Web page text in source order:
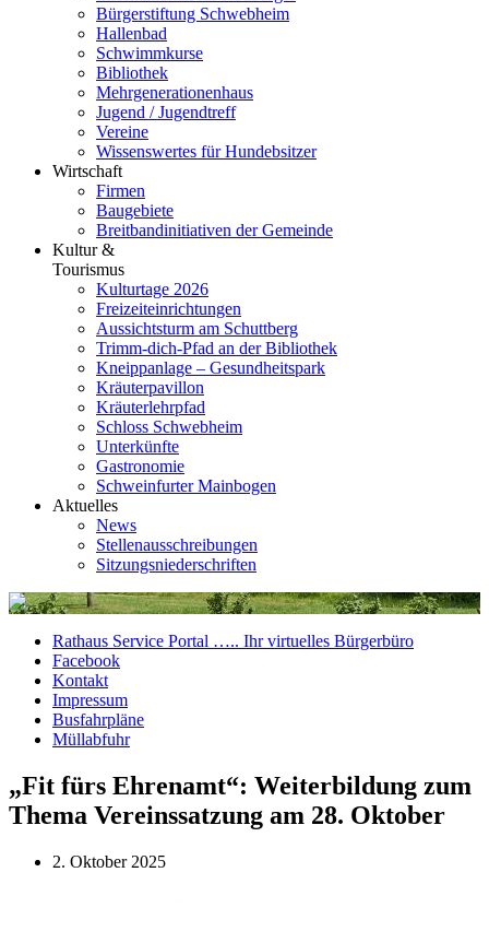
Bürgerstiftung Schwebheim
Hallenbad
Schwimmkurse
Bibliothek
Mehrgenerationenhaus
Jugend / Jugendtreff
Vereine
Wissenswertes für Hundebsitzer
Wirtschaft
Firmen
Baugebiete
Breitbandinitiativen der Gemeinde
Kultur &
Tourismus
Kulturtage 2026
Freizeiteinrichtungen
Aussichtsturm am Schuttberg
Trimm-dich-Pfad an der Bibliothek
Kneippanlage – Gesundheitspark
Kräuterpavillon
Kräuterlehrpfad
Schloss Schwebheim
Unterkünfte
Gastronomie
Schweinfurter Mainbogen
Aktuelles
News
Stellenausschreibungen
Sitzungsniederschriften
Rathaus Service Portal ….. Ihr virtuelles Bürgerbüro
Facebook
Kontakt
Impressum
Busfahrpläne
Müllabfuhr
„Fit fürs Ehrenamt“: Weiterbildung zum
Thema Vereinssatzung am 28. Oktober
2. Oktober 2025